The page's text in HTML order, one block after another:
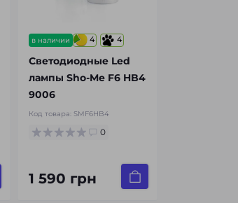
в наличии 4 4
Светодиодные Led
лампы Sho-Me F6 HB4
9006
Код товара: SMF6HB4
0
1 590 грн